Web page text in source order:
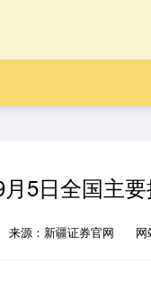
5日全国主
来源：新疆证券官网 网